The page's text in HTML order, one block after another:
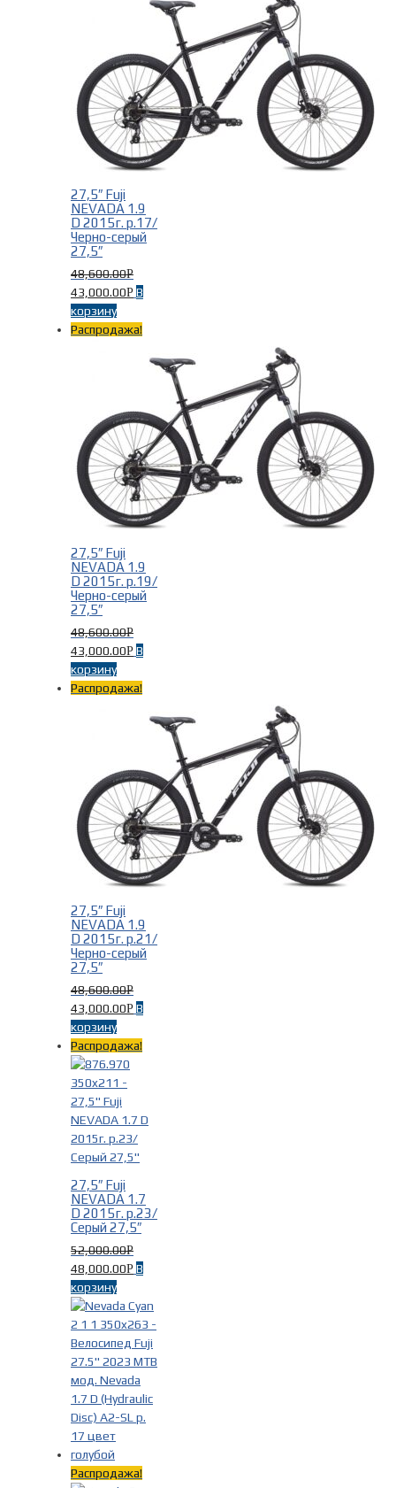
27,5″ Fuji
NEVADA 1.9
D 2015г. р.17/
Черно-серый
27,5″
48,600.00Р
43,000.00Р В
корзину
Распродажа!
27,5″ Fuji
NEVADA 1.9
D 2015г. р.19/
Черно-серый
27,5″
48,600.00Р
43,000.00Р В
корзину
Распродажа!
27,5″ Fuji
NEVADA 1.9
D 2015г. р.21/
Черно-серый
27,5″
48,600.00Р
43,000.00Р В
корзину
Распродажа!
27,5″ Fuji
NEVADA 1.7
D 2015г. р.23/
Серый 27,5″
52,000.00Р
48,000.00Р В
корзину
Распродажа!